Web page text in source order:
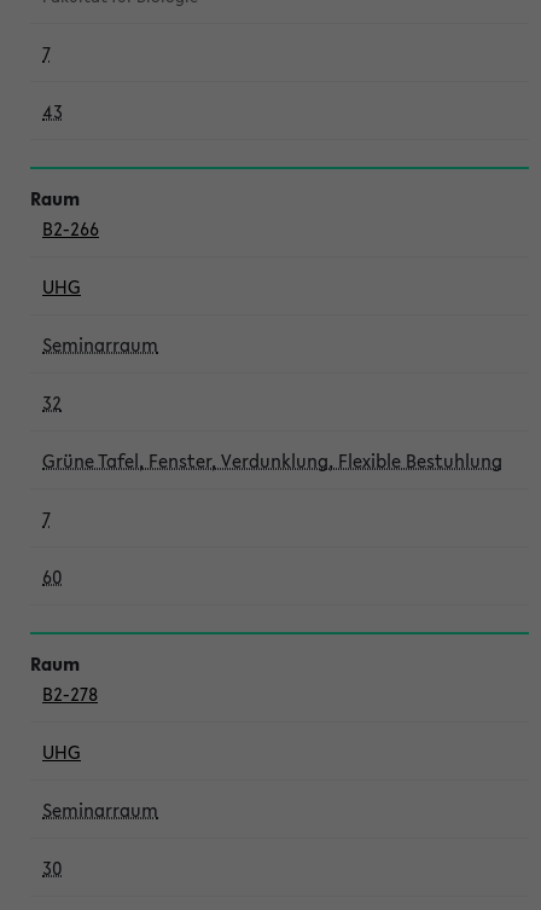
7
43
B2-266
UHG
Seminarraum
32
Grüne Tafel, Fenster, Verdunklung, Flexible Bestuhlung
7
60
B2-278
UHG
Seminarraum
30